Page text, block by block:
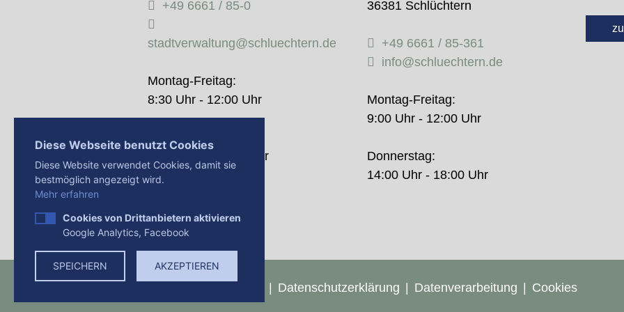
+49 6661 / 85-0
stadtverwaltung@schluechtern.de
Montag-Freitag:
8:30 Uhr - 12:00 Uhr
Donnerstag:
14:00 Uhr - 18:00 Uhr
36381 Schlüchtern
+49 6661 / 85-361
info@schluechtern.de
Montag-Freitag:
9:00 Uhr - 12:00 Uhr
Donnerstag:
14:00 Uhr - 18:00 Uhr
Datenschutzerklärung Datenverarbeitung Cookies
Diese Webseite benutzt Cookies
Diese Website verwendet Cookies, damit sie
bestmöglich angezeigt wird.
Mehr erfahren
Cookies von Drittanbietern aktivieren
Google Analytics, Facebook
SPEICHERN AKZEPTIEREN